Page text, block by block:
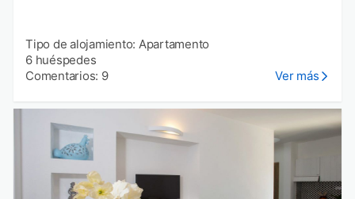
Tipo de alojamiento: Apartamento
6 huéspedes
Comentarios: 9
Ver más